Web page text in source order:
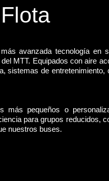
avanzada tecnología en
MTT. Equipados con aire
sistemas de entretenimiento,
más pequeños o
para grupos reducidos,
nuestros buses.